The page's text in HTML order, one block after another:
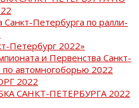
Санкт-Петербурга по ралли-
Петербург 2022»
и Первенства Санкт-
по автомногоборью 2022
2022
САНКТ-ПЕТЕРБУРГА 2022